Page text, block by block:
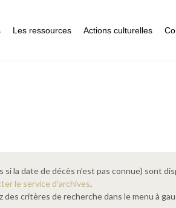
Les ressources Actions culturelles
la date de décès n’est pas connue) sont
le service d’archives.
critères de recherche dans le menu à